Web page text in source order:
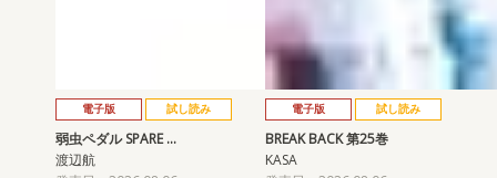
電子版 試し読み
弱虫ペダル SPARE …
渡辺航
電子版 試し読み
BREAK BACK 第25巻
KASA